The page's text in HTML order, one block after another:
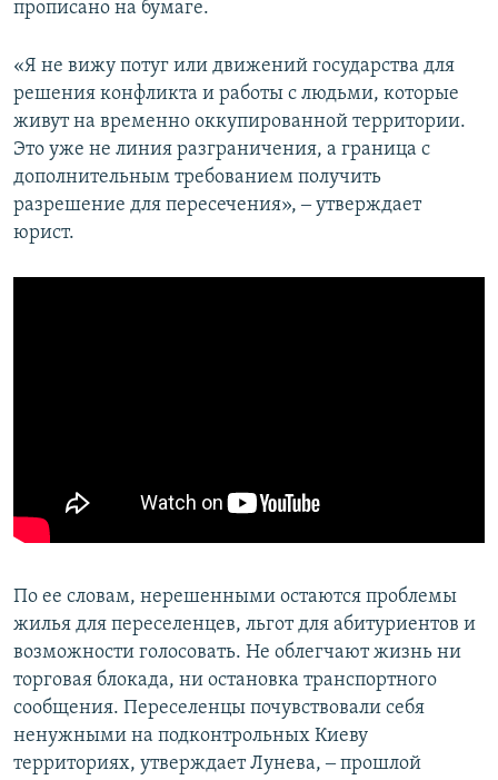
прописано на бумаге.
«Я не вижу потуг или движений государства для
решения конфликта и работы с людьми, которые
живут на временно оккупированной территории.
Это уже не линия разграничения, а граница с
дополнительным требованием получить
разрешение для пересечения», ‒ утверждает
юрист.
По ее словам, нерешенными остаются проблемы
жилья для переселенцев, льгот для абитуриентов и
возможности голосовать. Не облегчают жизнь ни
торговая блокада, ни остановка транспортного
сообщения. Переселенцы почувствовали себя
ненужными на подконтрольных Киеву
территориях, утверждает Лунева, ‒ прошлой